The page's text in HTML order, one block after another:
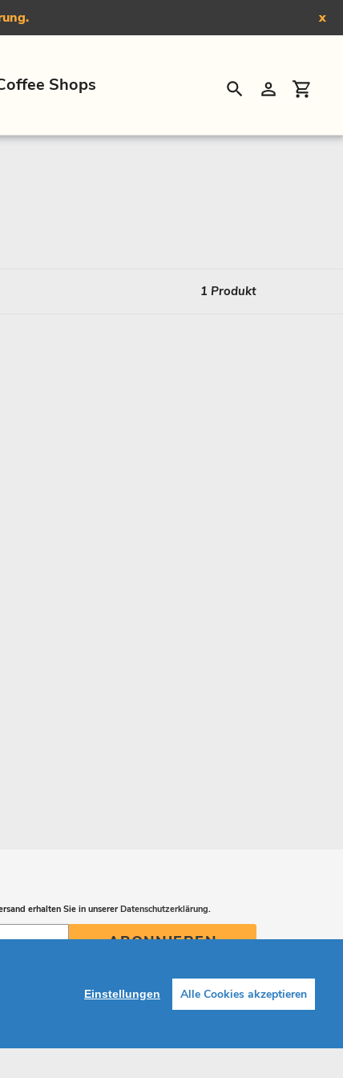
x
Shops
SuchenEinloggen
1 Produkt
erhalten Sie in unsererDatenschutzerklärung.
ABONNIEREN
Einstellungen Alle Cookies akzeptieren